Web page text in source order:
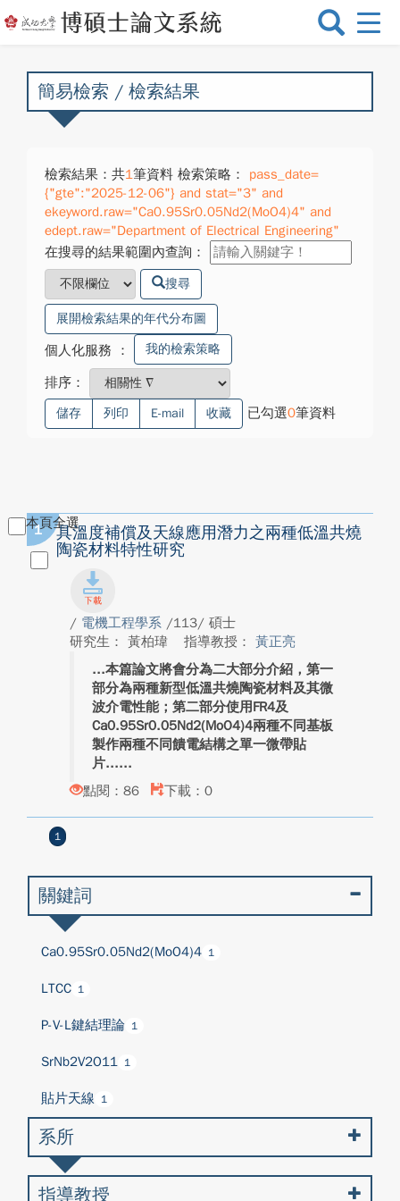
選
換
簡易檢索 / 檢索結果
檢索結果：共1筆資料 檢索策略：
pass_date=
{"gte":"2025-12-06"} and stat="3" and
ekeyword.raw="Ca0.95Sr0.05Nd2(MoO4)4" and
edept.raw="Department of Electrical Engineering"
在搜尋的結果範圍內查詢：
搜尋
展開檢索結果的年代分布圖
個人化服務 ： 我的檢索策略
排序：
儲存 列印 E-mail 收藏 已勾選0筆資料
本頁全選
1
具溫度補償及天線應用潛力之兩種低溫共燒
陶瓷材料特性研究
/ 電機工程學系 /113/ 碩士
研究生： 黃柏瑋
指導教授： 黃正亮
本篇論文將會分為二大部分介紹，第一
部分為兩種新型低溫共燒陶瓷材料及其微
波介電性能；第二部分使用FR4及
Ca0.95Sr0.05Nd2(MoO4)4兩種不同基板
製作兩種不同饋電結構之單一微帶貼
片...
點閱：86
下載：0
1
關鍵詞
Ca0.95Sr0.05Nd2(MoO4)4 1
LTCC 1
P-V-L鍵結理論 1
SrNb2V2O11 1
貼片天線 1
系所
指導教授